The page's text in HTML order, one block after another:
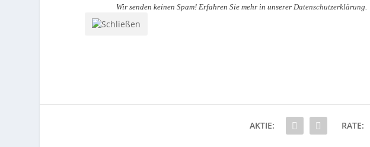
Wir senden keinen Spam! Erfahren Sie mehr in unserer Datenschutzerklärung
AKTIE: RATE: